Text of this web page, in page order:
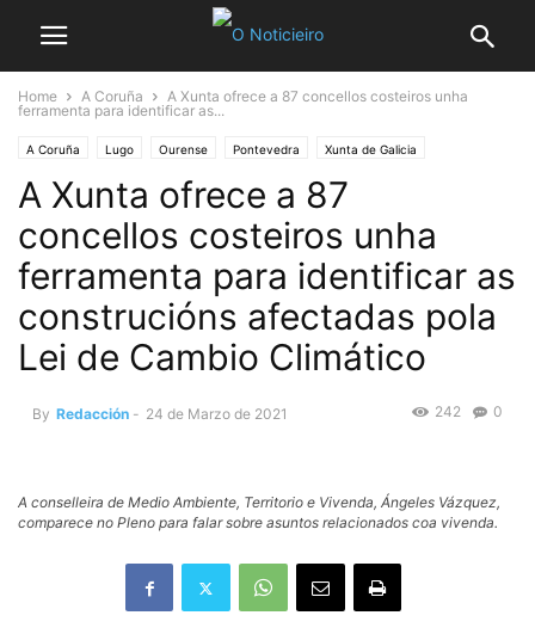
Home A Coruña
A Xunta ofrece a 87 concellos costeiros unha
ferramenta para identificar as...
A Coruña Lugo Ourense Pontevedra Xunta de Galicia
A Xunta ofrece a 87
concellos costeiros unha
ferramenta para identificar as
construcións afectadas pola
Lei de Cambio Climático
By Redacción - 24 de Marzo de 2021 0
242
A conselleira de Medio Ambiente, Territorio e Vivenda, Ángeles Vázquez,
comparece no Pleno para falar sobre asuntos relacionados coa vivenda.